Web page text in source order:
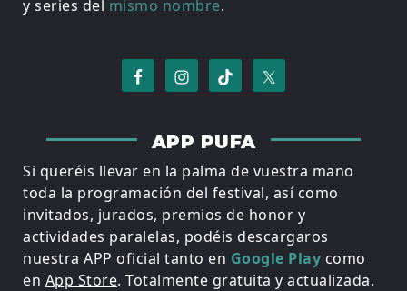
y series del mismo nombre.
APP PUFA
Si queréis llevar en la palma de vuestra mano
toda la programación del festival, así como
invitados, jurados, premios de honor y
actividades paralelas, podéis descargaros
nuestra APP oficial tanto en Google Play como
en App Store. Totalmente gratuita y actualizada.